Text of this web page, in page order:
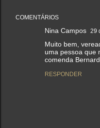
COMENTÁRIOS
Nina Campos 29
Muito bem,
uma pessoa que
comenda
RESPONDER